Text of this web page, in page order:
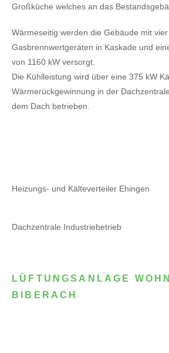
Großküche welches an das
Wärmeseitig werden die Gebäude mit vier
Gasbrennwertgeräten in Kaskade und
von 1160 kW versorgt.
Die Kühlleistung wird über eine 375 kW
Wärmerückgewinnung in der
dem Dach betrieben.
Heizungs- und Kälteverteiler Ehingen
Dachzentrale Industriebetrieb
LÜFTUNGSANLAGE
BIBERACH